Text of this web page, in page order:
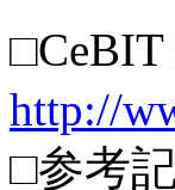
http://
□参考